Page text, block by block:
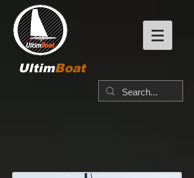
UltimBoat